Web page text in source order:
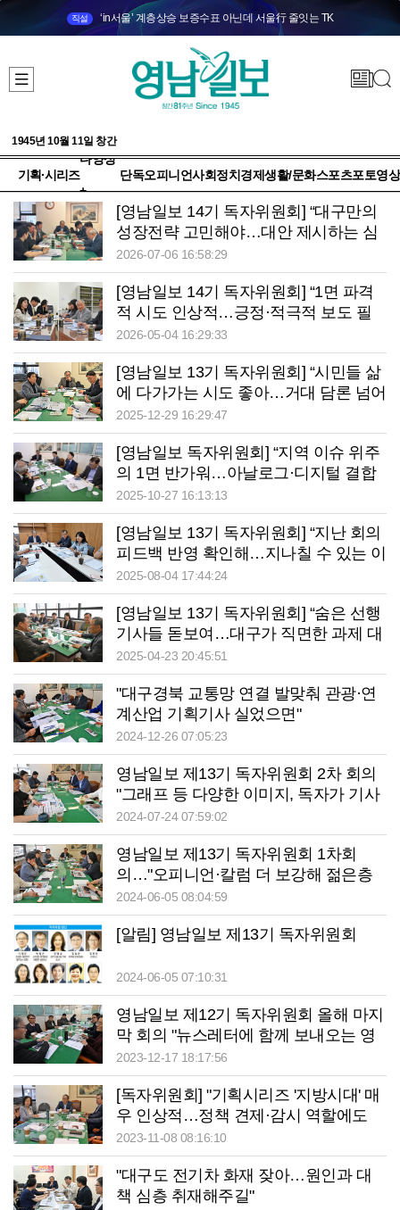
직설 ‘in서울’ 계층상승 보증수표 아닌데 서울行 줄잇는 TK
1945년 10월 11일 창간
기획·시리즈
다양성
+
단독오피니언사회정치 경제생활/문화스포츠포토영상
[영남일보 14기 독자위원회] “대구만의
성장전략 고민해야…대안 제시하는 심
층보도 기대”
2026-07-06 16:58:29
[영남일보 14기 독자위원회] “1면 파격
적 시도 인상적…긍정·적극적 보도 필
요”
2026-05-04 16:29:33
[영남일보 13기 독자위원회] “시민들 삶
에 다가가는 시도 좋아…거대 담론 넘어
실질적 정책 검토 이뤄지길”
2025-12-29 16:29:47
[영남일보 독자위원회] “지역 이슈 위주
의 1면 반가워…아날로그·디지털 결합
한 시도 인상적”
2025-10-27 16:13:13
[영남일보 13기 독자위원회] “지난 회의
피드백 반영 확인해…지나칠 수 있는 이
슈 꾸준히 보도”
2025-08-04 17:44:24
[영남일보 13기 독자위원회] “숨은 선행
기사들 돋보여…대구가 직면한 과제 대
선서 부각도 필요”
2025-04-23 20:45:51
"대구경북 교통망 연결 발맞춰 관광·연
계산업 기획기사 실었으면"
2024-12-26 07:05:23
영남일보 제13기 독자위원회 2차 회의
"그래프 등 다양한 이미지, 독자가 기사
이해하는 데 큰 도움"
2024-07-24 07:59:02
영남일보 제13기 독자위원회 1차회
의…"오피니언·칼럼 더 보강해 젊은층
지식창구 역할해 주길"
2024-06-05 08:04:59
[알림] 영남일보 제13기 독자위원회
2024-06-05 07:10:31
영남일보 제12기 독자위원회 올해 마지
막 회의 "뉴스레터에 함께 보내오는 영
상 흥미롭다"
2023-12-17 18:17:56
[독자위원회] "기획시리즈 '지방시대' 매
우 인상적…정책 견제·감시 역할에도
충실해야"
2023-11-08 08:16:10
"대구도 전기차 화재 잦아…원인과 대
책 심층 취재해주길"